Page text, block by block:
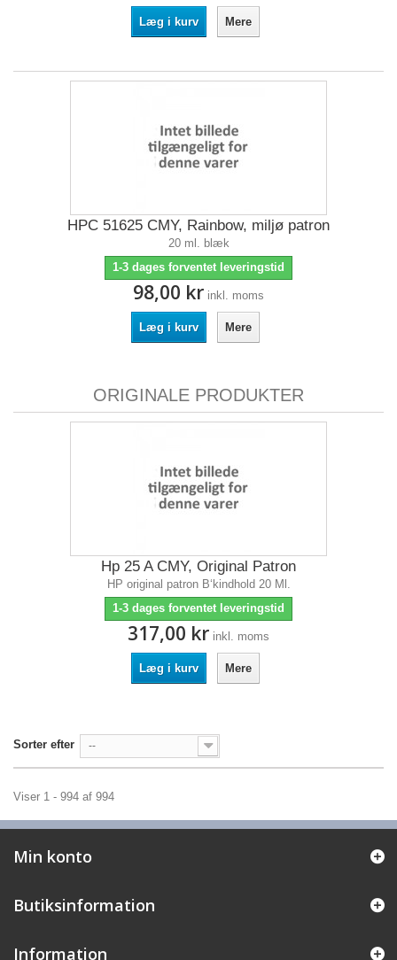
Læg i kurv Mere
HPC 51625 CMY, Rainbow, miljø patron
20 ml. blæk
1-3 dages forventet leveringstid
98,00 kr inkl. moms
Læg i kurv Mere
ORIGINALE PRODUKTER
Hp 25 A CMY, Original Patron
HP original patron B‘kindhold 20 Ml.
1-3 dages forventet leveringstid
317,00 kr inkl. moms
Læg i kurv Mere
Sorter efter --
Viser 1 - 994 af 994
Min konto
Butiksinformation
Information